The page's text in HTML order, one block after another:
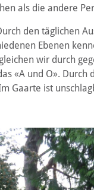
als die andere
den täglichen
Ebenen
wir durch
«A und O». Durch
Gaarte ist